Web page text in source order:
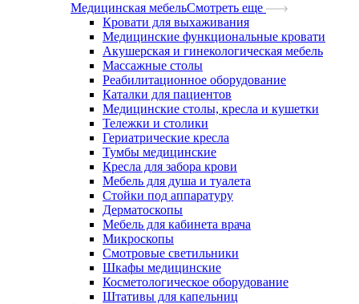
Медицинская мебельСмотреть еще
Кровати для выхаживания
Медицинские функциональные кровати
Акушерская и гинекологическая мебель
Массажные столы
Реабилитационное оборудование
Каталки для пациентов
Медицинские столы, кресла и кушетки
Тележки и столики
Гериатрические кресла
Тумбы медицинские
Кресла для забора крови
Мебель для душа и туалета
Стойки под аппаратуру
Дерматоскопы
Мебель для кабинета врача
Микроскопы
Смотровые светильники
Шкафы медицинские
Косметологическое оборудование
Штативы для капельниц